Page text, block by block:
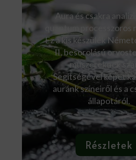
Aura és csakra
quantum processzoros
Ez a kis készülék
II. besorolású
műszereknek
Segítségével képet
auránk színeiről és a
állapotáról.
Részletek